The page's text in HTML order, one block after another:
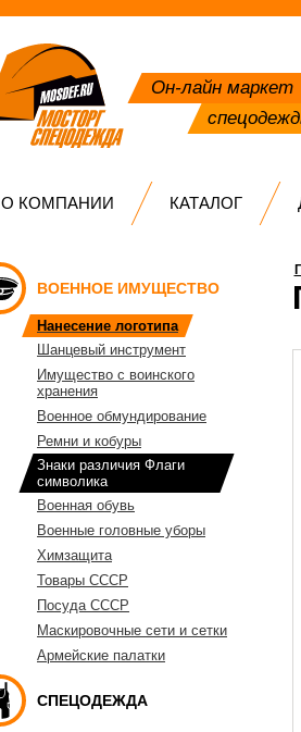
Он-лайн маркет
О КОМПАНИИ КАТАЛОГ
ВОЕННОЕ ИМУЩЕСТВО
Нанесение логотипа
Шанцевый инструмент
Имущество с воинского
хранения
Военное обмундирование
Ремни и кобуры
Знаки различия Флаги
символика
Военная обувь
Военные головные уборы
Химзащита
Товары СССР
Посуда СССР
Маскировочные сети и сетки
Армейские палатки
СПЕЦОДЕЖДА